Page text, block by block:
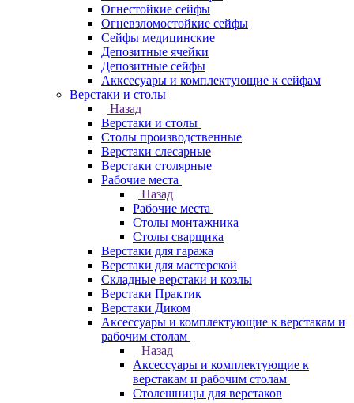
Огнестойкие сейфы
Огневзломостойкие сейфы
Сейфы медицинские
Депозитные ячейки
Депозитные сейфы
Акксесуары и комплектующие к сейфам
Верстаки и столы
Назад
Верстаки и столы
Столы производственные
Верстаки слесарные
Верстаки столярные
Рабочие места
Назад
Рабочие места
Столы монтажника
Столы сварщика
Верстаки для гаража
Верстаки для мастерской
Складные верстаки и козлы
Верстаки Практик
Верстаки Диком
Аксессуары и комплектующие к верстакам и
рабочим столам
Назад
Аксессуары и комплектующие к
верстакам и рабочим столам
Столешницы для верстаков